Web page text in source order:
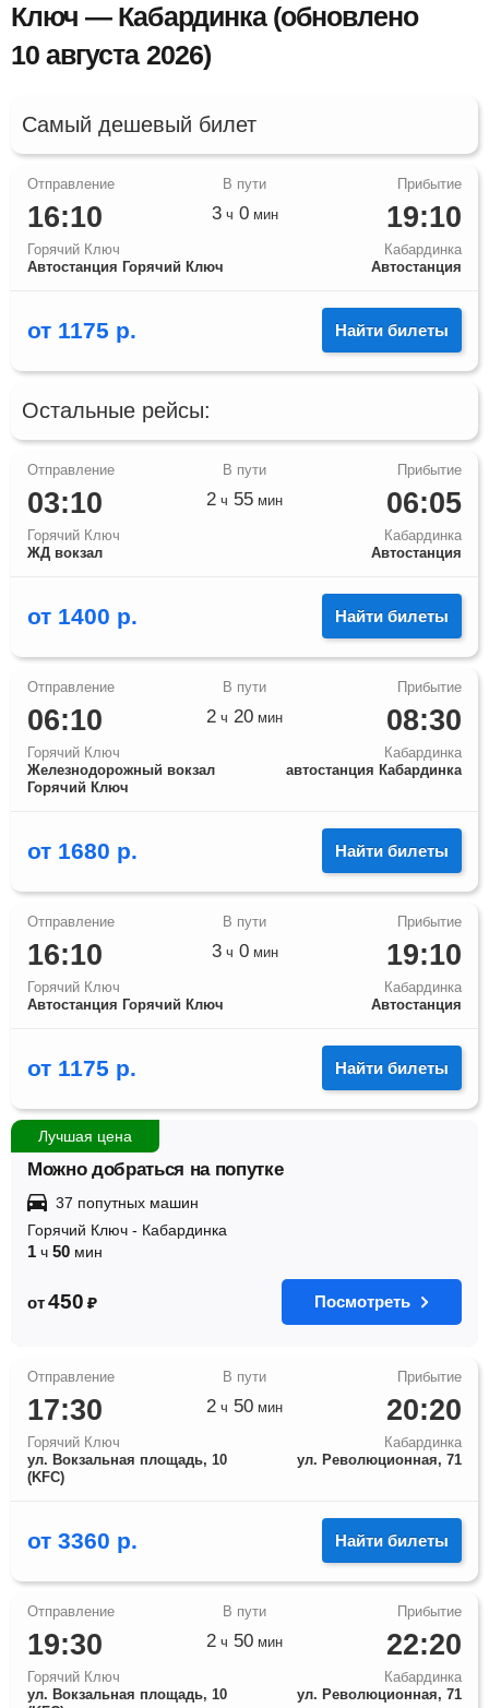
Ключ — Кабардинка (обновлено
10 августа 2026)
Самый дешевый билет
16:10
Горячий Ключ
Автостанция Горячий Ключ
19:10
Кабардинка
Автостанция
3ч 0мин
от 1175 р. Найти билеты
Остальные рейсы:
03:10
Горячий Ключ
ЖД вокзал
06:05
Кабардинка
Автостанция
2 ч 55 мин
от 1400 р. Найти билеты
06:10
Горячий Ключ
Железнодорожный вокзал
Горячий Ключ
08:30
Кабардинка
автостанция Кабардинка
2 ч 20 мин
от 1680 р. Найти билеты
16:10
Горячий Ключ
Автостанция Горячий Ключ
19:10
Кабардинка
Автостанция
3ч 0мин
от 1175 р. Найти билеты
Лучшая цена
Можно добраться на попутке
37 попутных машин
Горячий Ключ - Кабардинка
1 ч 50 мин
от 450 ₽ Посмотреть
17:30
Горячий Ключ
ул. Вокзальная площадь, 10
(KFC)
20:20
Кабардинка
ул. Революционная, 71
2 ч 50 мин
от 3360 р. Найти билеты
19:30
Горячий Ключ
ул. Вокзальная площадь, 10
22:20
Кабардинка
ул. Революционная, 71
2 ч 50 мин